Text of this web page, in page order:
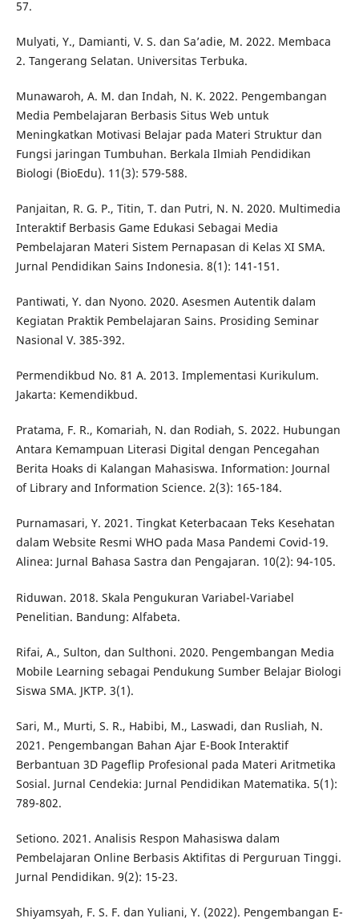
57.
Mulyati, Y., Damianti, V. S. dan Sa’adie, M. 2022. Membaca
2. Tangerang Selatan. Universitas Terbuka.
Munawaroh, A. M. dan Indah, N. K. 2022. Pengembangan
Media Pembelajaran Berbasis Situs Web untuk
Meningkatkan Motivasi Belajar pada Materi Struktur dan
Fungsi jaringan Tumbuhan. Berkala Ilmiah Pendidikan
Biologi (BioEdu). 11(3): 579-588.
Panjaitan, R. G. P., Titin, T. dan Putri, N. N. 2020. Multimedia
Interaktif Berbasis Game Edukasi Sebagai Media
Pembelajaran Materi Sistem Pernapasan di Kelas XI SMA.
Jurnal Pendidikan Sains Indonesia. 8(1): 141-151.
Pantiwati, Y. dan Nyono. 2020. Asesmen Autentik dalam
Kegiatan Praktik Pembelajaran Sains. Prosiding Seminar
Nasional V. 385-392.
Permendikbud No. 81 A. 2013. Implementasi Kurikulum.
Jakarta: Kemendikbud.
Pratama, F. R., Komariah, N. dan Rodiah, S. 2022. Hubungan
Antara Kemampuan Literasi Digital dengan Pencegahan
Berita Hoaks di Kalangan Mahasiswa. Information: Journal
of Library and Information Science. 2(3): 165-184.
Purnamasari, Y. 2021. Tingkat Keterbacaan Teks Kesehatan
dalam Website Resmi WHO pada Masa Pandemi Covid-19.
Alinea: Jurnal Bahasa Sastra dan Pengajaran. 10(2): 94-105.
Riduwan. 2018. Skala Pengukuran Variabel-Variabel
Penelitian. Bandung: Alfabeta.
Rifai, A., Sulton, dan Sulthoni. 2020. Pengembangan Media
Mobile Learning sebagai Pendukung Sumber Belajar Biologi
Siswa SMA. JKTP. 3(1).
Sari, M., Murti, S. R., Habibi, M., Laswadi, dan Rusliah, N.
2021. Pengembangan Bahan Ajar E-Book Interaktif
Berbantuan 3D Pageflip Profesional pada Materi Aritmetika
Sosial. Jurnal Cendekia: Jurnal Pendidikan Matematika. 5(1):
789-802.
Setiono. 2021. Analisis Respon Mahasiswa dalam
Pembelajaran Online Berbasis Aktifitas di Perguruan Tinggi.
Jurnal Pendidikan. 9(2): 15-23.
Shiyamsyah, F. S. F. dan Yuliani, Y. (2022). Pengembangan E-